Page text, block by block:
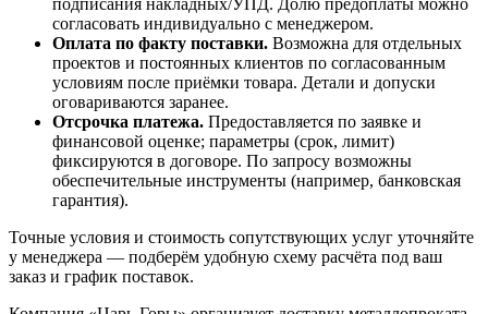
согласовать индивидуально с менеджером.
Оплата по факту поставки. Возможна для отдельных
проектов и постоянных клиентов по согласованным
условиям после приёмки товара. Детали и допуски
оговариваются заранее.
Отсрочка платежа. Предоставляется по заявке и
финансовой оценке; параметры (срок, лимит)
фиксируются в договоре. По запросу возможны
обеспечительные инструменты (например, банковская
гарантия).
Точные условия и стоимость сопутствующих услуг уточняйте
у менеджера — подберём удобную схему расчёта под ваш
заказ и график поставок.